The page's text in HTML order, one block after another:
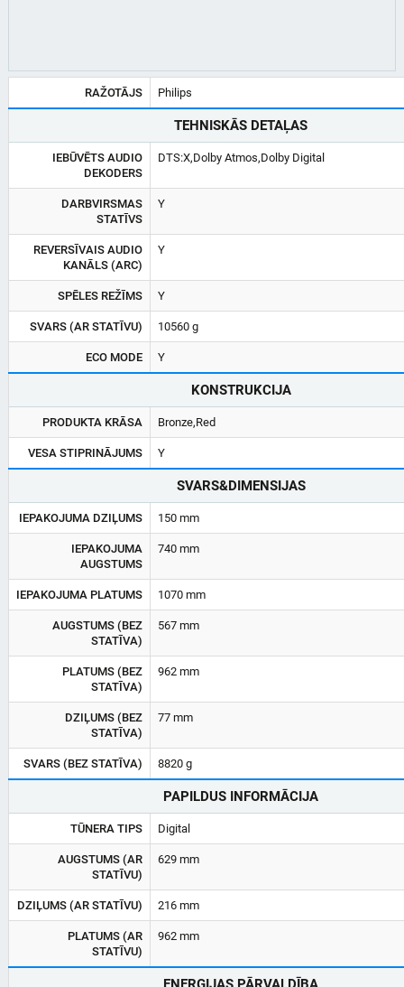
RAŽOTĀJS Philips
TEHNISKĀS DETAĻAS
IEBŪVĒTS AUDIO
DEKODERS
DTS:X,Dolby Atmos,Dolby Digital
DARBVIRSMAS
STATĪVS
Y
REVERSĪVAIS AUDIO
KANĀLS (ARC)
Y
SPĒLES REŽĪMS Y
SVARS (AR STATĪVU) 10560 g
ECO MODE Y
KONSTRUKCIJA
PRODUKTA KRĀSA Bronze,Red
VESA STIPRINĀJUMS Y
SVARS&DIMENSIJAS
IEPAKOJUMA DZIĻUMS 150 mm
IEPAKOJUMA
AUGSTUMS
740 mm
IEPAKOJUMA PLATUMS 1070 mm
AUGSTUMS (BEZ
STATĪVA)
567 mm
PLATUMS (BEZ
STATĪVA)
962 mm
DZIĻUMS (BEZ
STATĪVA)
77 mm
SVARS (BEZ STATĪVA) 8820 g
PAPILDUS INFORMĀCIJA
TŪNERA TIPS Digital
AUGSTUMS (AR
STATĪVU)
629 mm
DZIĻUMS (AR STATĪVU) 216 mm
PLATUMS (AR
STATĪVU)
962 mm